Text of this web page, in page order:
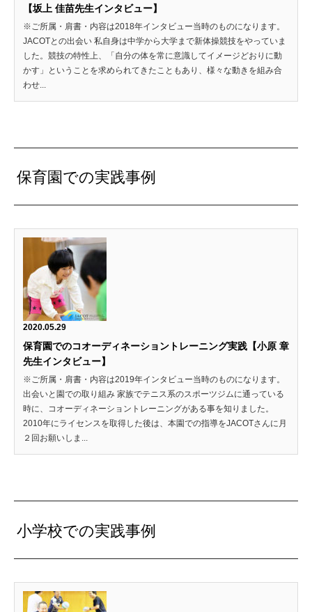
【坂上 佳苗先生インタビュー】
※ご所属・肩書・内容は2018年インタビュー当時のものになります。
JACOTとの出会い 私自身は中学から大学まで新体操競技をやっていま
した。競技の特性上、「自分の体を常に意識してイメージどおりに動
かす」ということを求められてきたこともあり、様々な動きを組み合
わせ...
保育園での実践事例
2020.05.29
保育園でのコオーディネーショントレーニング実践【小原 章
先生インタビュー】
※ご所属・肩書・内容は2019年インタビュー当時のものになります。
出会いと園での取り組み 家族でテニス系のスポーツジムに通っている
時に、コオーディネーショントレーニングがある事を知りました。
2010年にライセンスを取得した後は、本園での指導をJACOTさんに月
２回お願いしま...
小学校での実践事例